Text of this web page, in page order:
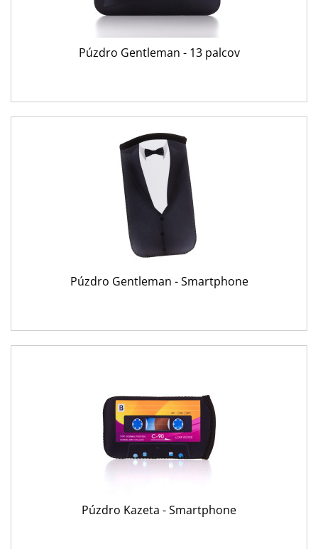
Púzdro Gentleman - 13 palcov
Púzdro Gentleman - Smartphone
Púzdro Kazeta - Smartphone